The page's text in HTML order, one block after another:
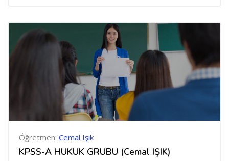
Öğretmen: Cemal Işık
KPSS-A HUKUK GRUBU (Cemal IŞIK)